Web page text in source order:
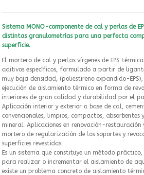
Sistema MONO-componente de cal y perlas de
distintas granulometrías para una perfecta
superficie.
El mortero de cal y perlas vírgenes de EPS
aditivos específicos, formulado a partir de
muy baja densidad, (poliestireno expandido-
ejecución de aislamiento térmico en forma de
interiores de gran calidad y durabilidad por el
Aplicación interior y exterior a base de cal,
convencionales, limpios, compactos, absorbentes
mineral. Aplicaciones en renovación-restauración
mortero de regularización de los soportes y
superficies revestidas.
Es un sistema que constituye un método
para realizar o incrementar el aislamiento de
existe un problema concreto de aislamiento